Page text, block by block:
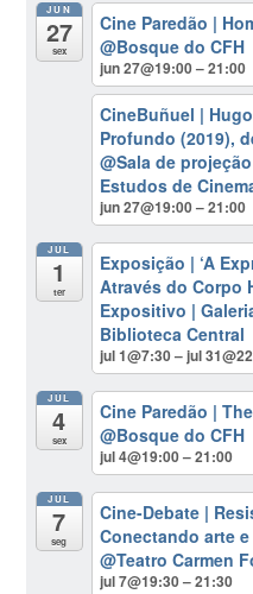
JUN
27
sex
Cine Paredão |
@Bosque do CFH
jun 27@19:00 – 21:00
CineBuñuel |
Profundo (2019),
@Sala de
Estudos de
jun 27@19:00 – 21:00
JUL
1
ter
Exposição | ‘A
Através do Corpo
Expositivo |
Biblioteca Central
jul 1@7:30 – jul
JUL
4
sex
Cine Paredão |
@Bosque do CFH
jul 4@19:00 – 21:00
JUL
7
seg
Cine-Debate |
Conectando arte
@Teatro Carmen
jul 7@19:30 – 21:30